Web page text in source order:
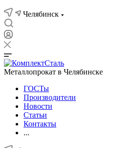
Челябинск
Металлопрокат в Челябинске
ГОСТы
Производители
Новости
Статьи
Контакты
...